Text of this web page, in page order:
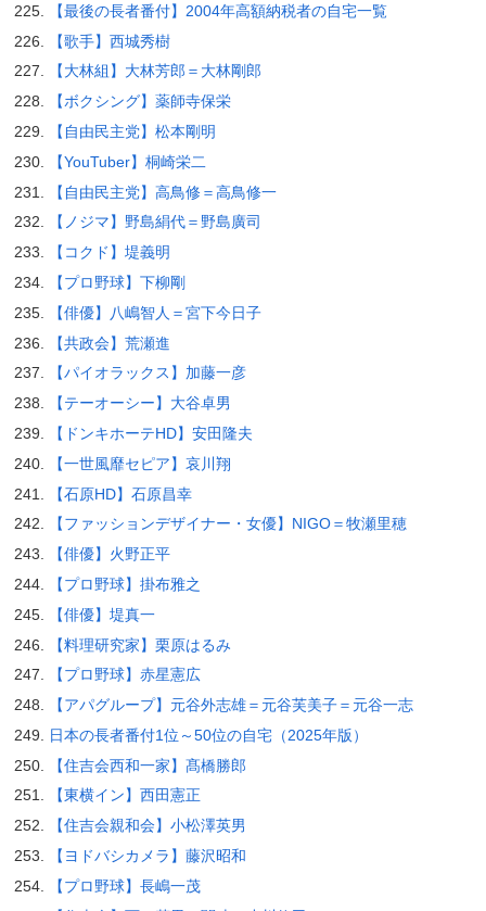
【最後の長者番付】2004年高額納税者の自宅一覧
【歌手】西城秀樹
【大林組】大林芳郎＝大林剛郎
【ボクシング】薬師寺保栄
【自由民主党】松本剛明
【YouTuber】桐崎栄二
【自由民主党】高鳥修＝高鳥修一
【ノジマ】野島絹代＝野島廣司
【コクド】堤義明
【プロ野球】下柳剛
【俳優】八嶋智人＝宮下今日子
【共政会】荒瀬進
【パイオラックス】加藤一彦
【テーオーシー】大谷卓男
【ドンキホーテHD】安田隆夫
【一世風靡セピア】哀川翔
【石原HD】石原昌幸
【ファッションデザイナー・女優】NIGO＝牧瀬里穂
【俳優】火野正平
【プロ野球】掛布雅之
【俳優】堤真一
【料理研究家】栗原はるみ
【プロ野球】赤星憲広
【アパグループ】元谷外志雄＝元谷芙美子＝元谷一志
日本の長者番付1位～50位の自宅（2025年版）
【住吉会西和一家】髙橋勝郎
【東横イン】西田憲正
【住吉会親和会】小松澤英男
【ヨドバシカメラ】藤沢昭和
【プロ野球】長嶋一茂